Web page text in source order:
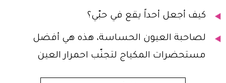
كيف أجعل أحداً يقع في حبّي؟
لصاحبة العيون الحساسة، هذه هي أفضل
مستحضرات المكياج لتجنّب احمرار العين